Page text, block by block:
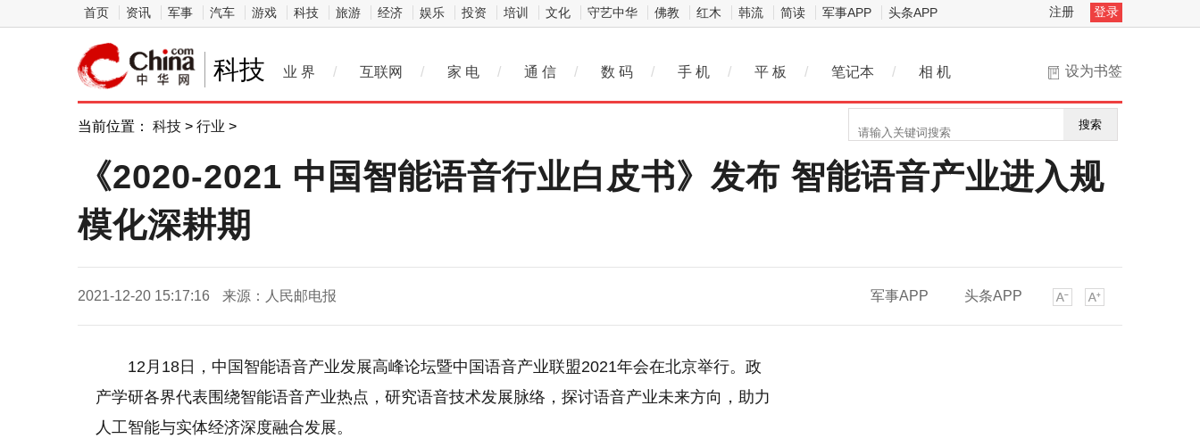
首页 资讯 军事 汽车 游戏 科技 旅游 经济 娱乐 投资 培训 文化 守艺中华 佛教 红木 韩流 简读 军事APP 头条APP 注册 登录
科技 设为书签
业 界 / 互联网 / 家 电 / 通 信 / 数 码 / 手 机 / 平 板 / 笔记本 / 相 机
当前位置： 科技 > 行业 > 搜索
《2020-2021 中国智能语音行业白皮书》发布 智能语音产业进入规
模化深耕期
2021-12-20 15:17:16 来源：人民邮电报 军事APP 头条APP
12月18日，中国智能语音产业发展高峰论坛暨中国语音产业联盟2021年会在北京举行。政
产学研各界代表围绕智能语音产业热点，研究语音技术发展脉络，探讨语音产业未来方向，助力
人工智能与实体经济深度融合发展。